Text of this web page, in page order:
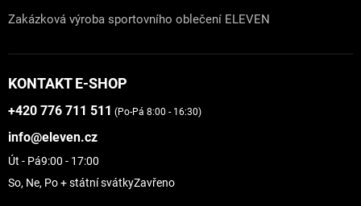
Zakázková výroba sportovního oblečení ELEVEN
KONTAKT E-SHOP
+420 776 711 511 (Po-Pá 8:00 - 16:30)
info@eleven.cz
Út - Pá9:00 - 17:00
So, Ne, Po + státní svátkyZavřeno